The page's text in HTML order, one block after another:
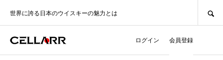
世界に誇る日本のウイスキーの魅力とは
ログイン 会員登録